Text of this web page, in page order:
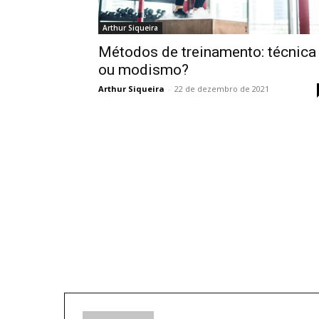
Arthur Siqueira
Métodos de treinamento: técnica
ou modismo?
Arthur Siqueira - 22 de dezembro de 2021